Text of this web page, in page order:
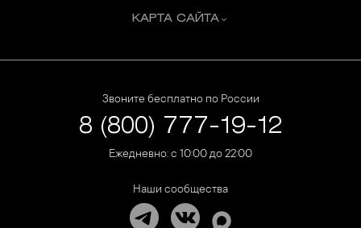
КАРТА САЙТА
Звоните бесплатно по России
8 (800) 777-19-12
Ежедневно: с 10:00 до 22:00
Наши сообщества